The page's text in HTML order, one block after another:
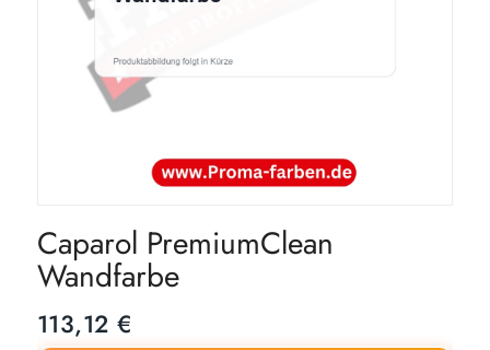
Caparol PremiumClean
Wandfarbe
113,12€